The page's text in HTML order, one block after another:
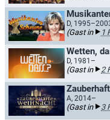
D,
(Gast in 1
Wetten,
D, 1981–
(Gast in 2
A, 2014–
(Gast in 3